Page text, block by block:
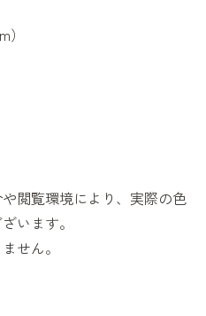
閲覧環境により、実際の色
います。
せん。